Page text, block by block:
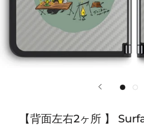
【背面左右2ヶ所 】